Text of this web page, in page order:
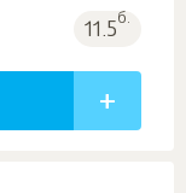
11.5б.